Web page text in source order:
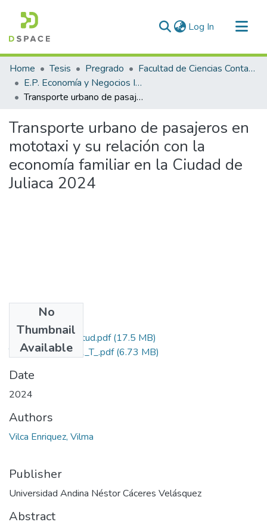
Log In (current)
Communities & Collections
All of DSpace
Statistics
Home Tesis Pregrado
Facultad de Ciencias Contables y Financieras
E.P. Economía y Negocios Internacionales
Transporte urbano de pasajeros en mototaxi y su relación con la economía familiar en la Ciudad de Juliaca 2024
Transporte urbano de pasajeros en
mototaxi y su relación con la
economía familiar en la Ciudad de
Juliaca 2024
No
Thumbnail
Available
Grado de Similitud.pdf(17.5 MB)
T036_76040072_T_.pdf(6.73 MB)
Date
2024
Authors
Vilca Enriquez, Vilma
Publisher
Universidad Andina Néstor Cáceres Velásquez
Abstract